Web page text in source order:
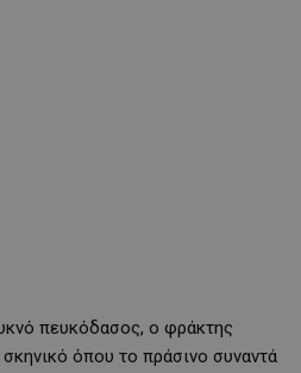
πευκόδασος, ο φράκτης
σκηνικό όπου το πράσινο συναντά